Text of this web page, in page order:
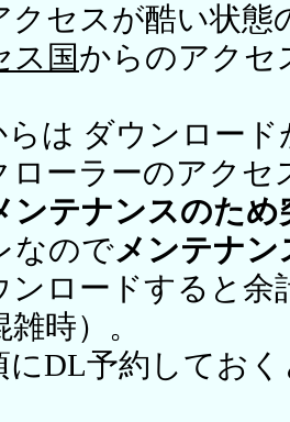
クセスが酷い状態
ス国からのアクセ
らは ダウンロー
ローラーのアクセ
ンテナンスのため
なのでメンテナ
ンロードすると余
時）。
にDL予約してお